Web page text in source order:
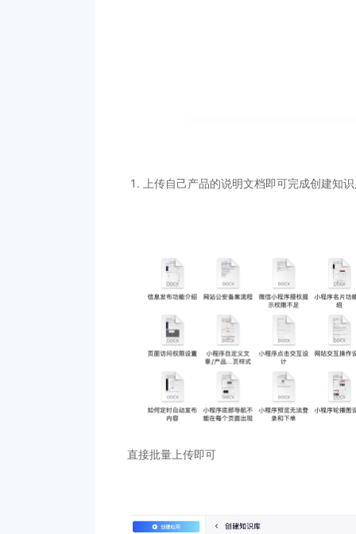
上传自己产品的说明文档即可完成创建知
直接批量上传即可